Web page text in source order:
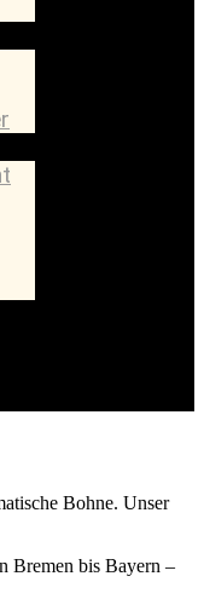
Bohne. Unser
Bremen bis Bayern –